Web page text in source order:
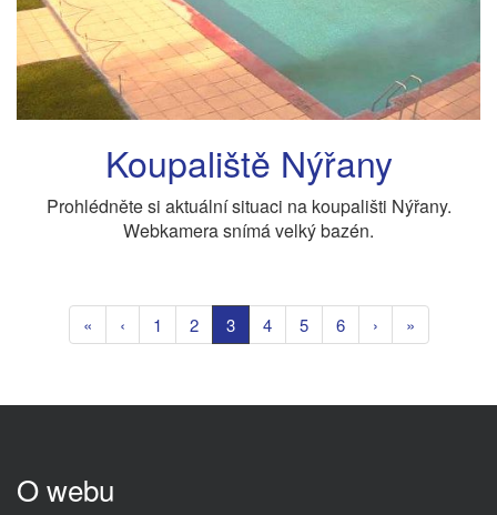
Koupaliště Nýřany
Prohlédněte si aktuální situaci na koupališti Nýřany.
Webkamera snímá velký bazén.
« ‹ 1 2 3 4 5 6 › »
O webu